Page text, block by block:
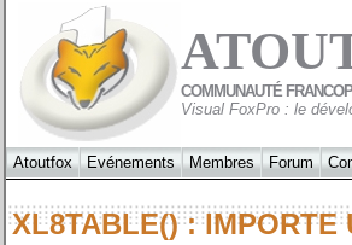
COMMUNAUTÉ
Visual FoxPro : le
Atoutfox Evénements Membres Forum
XL8TABLE() :